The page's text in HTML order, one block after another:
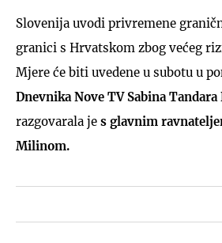
Slovenija uvodi privremene
granici s Hrvatskom zbog većeg
Mjere će biti uvedene u subotu u
Dnevnika Nove TV Sabina Tandara
razgovarala je s glavnim
Milinom.